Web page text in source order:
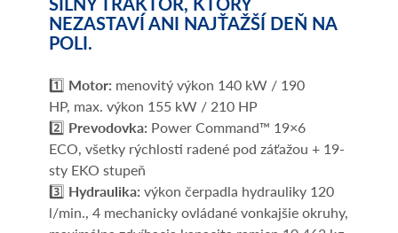
NEZASTAVÍ ANI NAJŤAŽŠÍ DEŇ NA
POLI.
1️⃣ Motor: menovitý výkon 140 kW / 190
HP, max. výkon 155 kW / 210 HP
2️⃣ Prevodovka: Power Command™ 19×6
ECO, všetky rýchlosti radené pod záťažou + 19-
sty EKO stupeň
3️⃣ Hydraulika: výkon čerpadla hydrauliky 120
l/min., 4 mechanicky ovládané vonkajšie okruhy,